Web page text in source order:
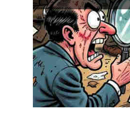
o
i
n
E
t
h
e